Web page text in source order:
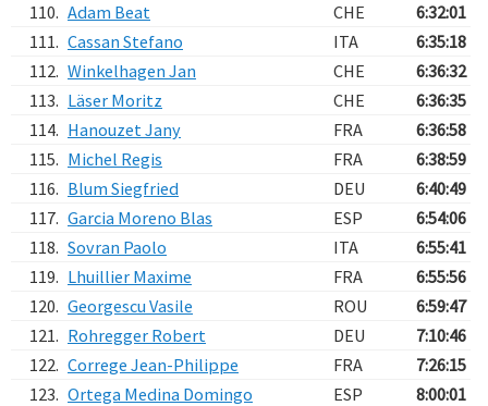
110. Adam Beat CHE
6:32:01
111. Cassan Stefano ITA
6:35:18
112. Winkelhagen Jan CHE
6:36:32
113. Läser Moritz CHE
6:36:35
114. Hanouzet Jany FRA
6:36:58
115. Michel Regis FRA
6:38:59
116. Blum Siegfried DEU
6:40:49
117. Garcia Moreno Blas ESP
6:54:06
118. Sovran Paolo ITA
6:55:41
119. Lhuillier Maxime FRA
6:55:56
120. Georgescu Vasile ROU
6:59:47
121. Rohregger Robert DEU
7:10:46
122. Correge Jean-Philippe FRA
7:26:15
123. Ortega Medina Domingo ESP
8:00:01